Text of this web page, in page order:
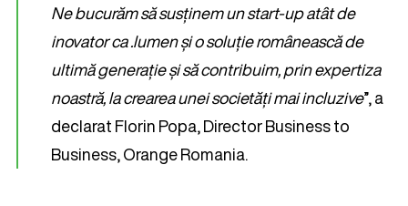
Ne bucurăm să susținem un start-up atât de
inovator ca .lumen și o soluție românească de
ultimă generație și să contribuim, prin expertiza
noastră, la crearea unei societăți mai incluzive”, a
declarat Florin Popa, Director Business to
Business, Orange Romania.